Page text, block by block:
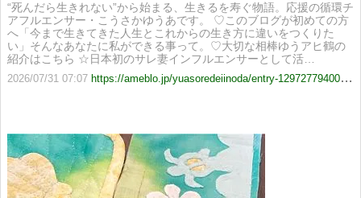
“死んだら生きれない”から始まる、生きるを寿ぐ物語。応援の循環チ
アフルエンサー・こうさかゆうあです。 ♡このブログが初めての方
へ「今まで生きてきた人生とこれからの生き方に違いをつくりた
い」そんなあなたに私ができる事って。♡大切な相棒ゆうアヒ鶴の
紹介はこちら ☆日本初のサレ妻インフルエンサーとして活…
2026/07/31 07:07 https://ameblo.jp/yuasoredeiinoda/entry-12972779400.html